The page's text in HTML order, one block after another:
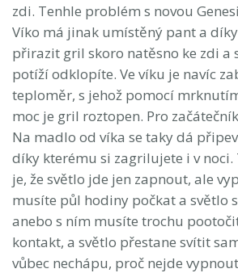
zdi. Tenhle problém s novou
Víko má jinak umístěný pant a
přirazit gril skoro natěsno ke zdi a
potíží odklopíte. Ve víku je navíc
teploměr, s jehož pomocí
moc je gril roztopen. Pro
Na madlo od víka se taky dá
díky kterému si zagrilujete i v noci.
je, že světlo jde jen zapnout, ale
musíte půl hodiny počkat a světlo
anebo s ním musíte trochu
kontakt, a světlo přestane svítit
vůbec nechápu, proč nejde